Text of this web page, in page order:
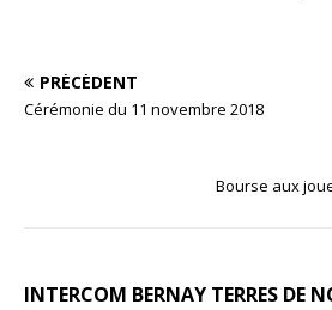
PRÉCÉDENT
Cérémonie du 11 novembre 2018
Bourse aux
INTERCOM BERNAY TERRES DE